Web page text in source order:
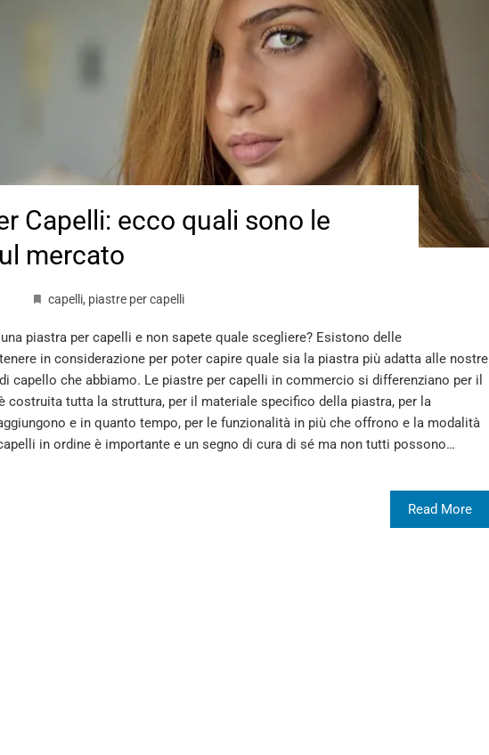
Capelli: ecco quali sono le
mercato
capelli, piastre per capelli
piastra per capelli e non sapete quale scegliere? Esistono delle
in considerazione per poter capire quale sia la piastra più adatta alle nostre
capello che abbiamo. Le piastre per capelli in commercio si differenziano per il
costruita tutta la struttura, per il materiale specifico della piastra, per la
e in quanto tempo, per le funzionalità in più che offrono e la modalità
in ordine è importante e un segno di cura di sé ma non tutti possono…
Read More